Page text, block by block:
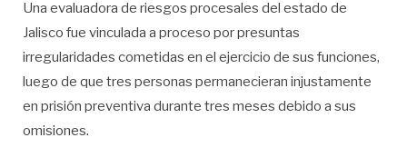
Una evaluadora de riesgos procesales del estado de
Jalisco fue vinculada a proceso por presuntas
irregularidades cometidas en el ejercicio de sus funciones,
luego de que tres personas permanecieran injustamente
en prisión preventiva durante tres meses debido a sus
omisiones.